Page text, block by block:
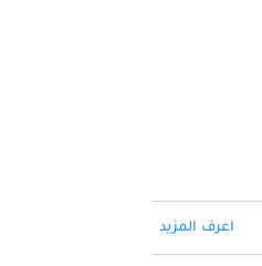
اعرف المزيد